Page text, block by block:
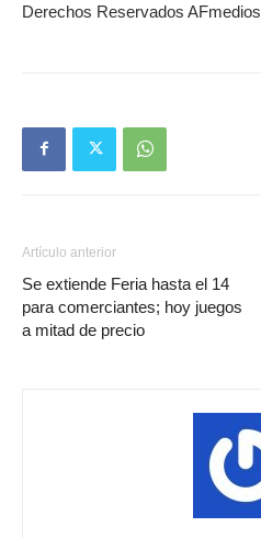
Derechos Reservados AFmedios
Artículo anterior
Se extiende Feria hasta el 14
para comerciantes; hoy juegos
a mitad de precio